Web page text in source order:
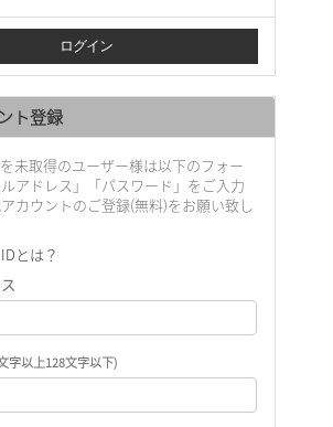
ト登録
未取得のユーザー様は以下のフォー
アドレス」「パスワード」をご入力
カウントのご登録(無料)をお願い致し
とは？
字以上128文字以下)